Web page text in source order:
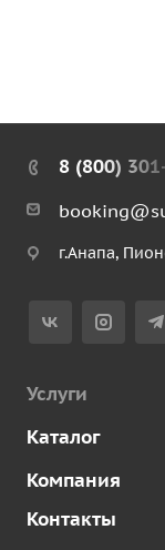
8 (800) 301-
г.Анапа,
Услуги
Каталог
Компания
Контакты